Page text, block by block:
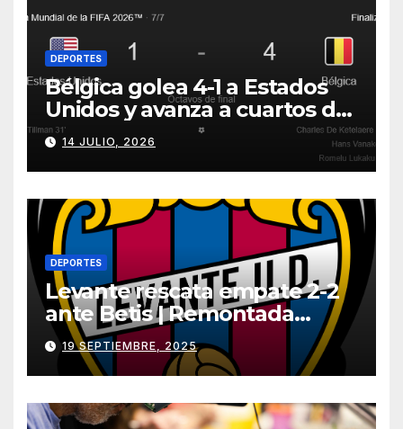
DEPORTES
Bélgica golea 4-1 a Estados
Unidos y avanza a cuartos del
Mundial 2026
14 JULIO, 2026
DEPORTES
Levante rescata empate 2-2
ante Betis | Remontada
incluida
19 SEPTIEMBRE, 2025